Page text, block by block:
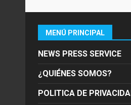
MENÚ PRINCIPAL
NEWS PRESS SERVICE
¿QUIÉNES SOMOS?
POLITICA DE